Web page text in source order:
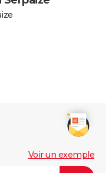
Voir un exemple